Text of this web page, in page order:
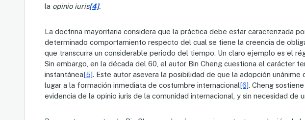
la opinio iuris[4].
La doctrina mayoritaria considera que la práctica debe estar caracterizada
determinado comportamiento respecto del cual se tiene la creencia de
que transcurra un considerable periodo del tiempo. Un claro ejemplo es el
Sin embargo, en la década del 60, el autor Bin Cheng cuestiona el carácter
instantánea[5]. Este autor asevera la posibilidad de que la adopción
lugar a la formación inmediata de costumbre internacional[6]. Cheng
evidencia de la opinio iuris de la comunidad internacional, y sin necesidad